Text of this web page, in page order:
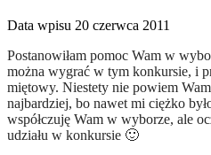
Data wpisu 20 czerwca 2011
Postanowiłam pomoc Wam w
można wygrać w tym konkursie, i
miętowy. Niestety nie powiem
najbardziej, bo nawet mi ciężko
współczuję Wam w wyborze, ale
udziału w konkursie 🙂